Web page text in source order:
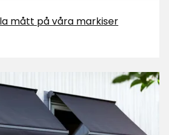
1 ☆
mått på våra markiser